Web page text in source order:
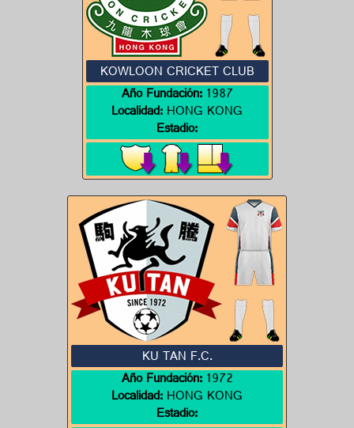
KOWLOON CRICKET CLUB
Año Fundación:1987
Localidad:HONG KONG
Estadio:
KU TAN F.C.
Año Fundación:1972
Localidad:HONG KONG
Estadio: